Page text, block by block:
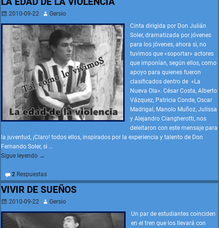
2010-09-22
Gersio
Cinta dirigida por Don Julián
Soler, dramatizada por jóvenes
para los jóvenes, ahora si, no
tuvimos que «soportar» actores
que imponían, según ellos, como
apoyo para quienes fueron
clasificados dentro de «La
Nueva Ola». César Costa, Alberto
Vázquez, Patricia Conde, Oscar
Madrigal, Manolo Muñoz, Julissa
y Alejandro Ciangherotti, nos
deleitaron con este mensaje para
la juventud, ¡Claro! todos ellos, inspirados por la experiencia y talento de Don
Fernando Soler, si …
Sigue leyendo →
2Respuestas
VIVIR DE SUEÑOS
2010-09-22
Gersio
Un par de estudiantes coinciden
en el tren que los llevará con